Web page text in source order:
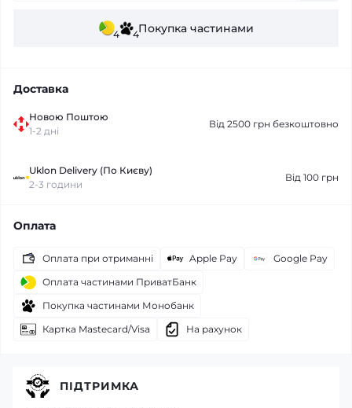
4 4Покупка частинами
Доставка
Новою Поштою
1-2 дні
Від 2500 грн безкоштовно
Uklon Delivery (По Києву)
2-3 години
Від 100 грн
Оплата
Оплата при отриманні Apple Pay
Google Pay
Оплата частинами ПриватБанк
Покупка частинами Монобанк
Картка Mastecard/Visa
На рахунок
ПІДТРИМКА